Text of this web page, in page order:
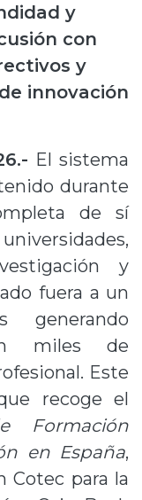
y
con
y
innovación
El sistema
durante
de sí
y
fuera a un
miles de
Este
recoge el
Formación
en España,
Cotec para la